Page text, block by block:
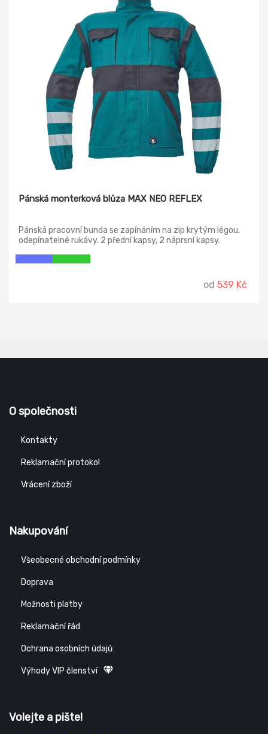
Pánská monterková blůza MAX NEO REFLEX
Pánská pracovní bunda se zapínáním na zip krytým légou,
odepínatelné rukávy. 2 přední kapsy, 2 náprsní kapsy.
od 539 Kč
O společnosti
Kontakty
Reklamační protokol
Vrácení zboží
Nakupování
Všeobecné obchodní podmínky
Doprava
Možnosti platby
Reklamační řád
Ochrana osobních údajů
Výhody VIP členství
Volejte a pište!